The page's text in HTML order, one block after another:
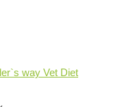
way Vet Diet